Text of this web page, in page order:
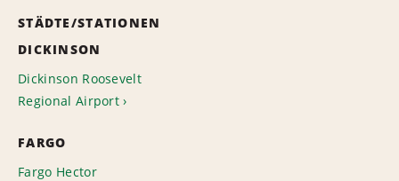
STÄDTE/STATIONEN
DICKINSON
Dickinson Roosevelt
Regional Airport
FARGO
Fargo Hector